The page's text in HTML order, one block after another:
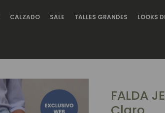
CALZADO SALE TALLES GRANDES LOOKS
FALDA